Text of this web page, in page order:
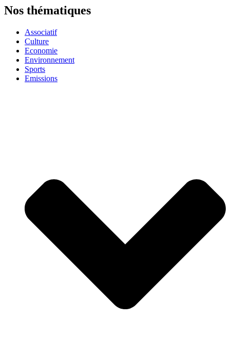
Nos thématiques
Associatif
Culture
Economie
Environnement
Sports
Emissions